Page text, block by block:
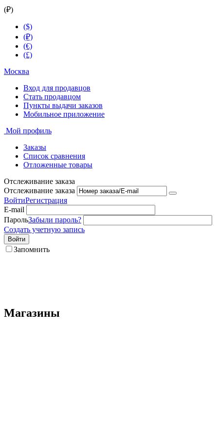
(₽)
($)
(₽)
(€)
(£)
Москва
Вход для продавцов
Стать продавцом
Пункты выдачи заказов
Мобильное приложение
Мой профиль
Заказы
Список сравнения
Отложенные товары
Отслеживание заказа
Отслеживание заказа
ВойтиРегистрация
E-mail
ПарольЗабыли пароль?
Создать учетную запись
Войти
Запомнить
Магазины